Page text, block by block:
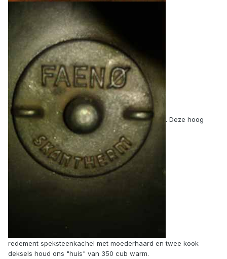
. Deze hoog
redement speksteenkachel met moederhaard en twee kook
deksels houd ons "huis" van 350 cub warm.